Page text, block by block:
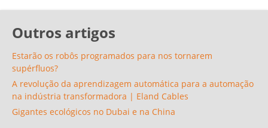
Outros artigos
Estarão os robôs programados para nos tornarem
supérfluos?
A revolução da aprendizagem automática para a automação
na indústria transformadora | Eland Cables
Gigantes ecológicos no Dubai e na China